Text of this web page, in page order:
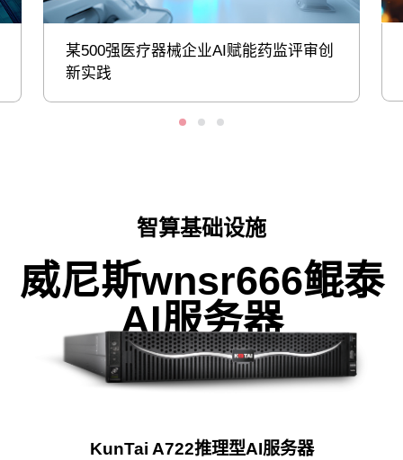
某500强医疗器械企业AI赋能药监评审创
新实践
智算基础设施
威尼斯wnsr666鲲泰
AI服务器
KunTai A722推理型AI服务器